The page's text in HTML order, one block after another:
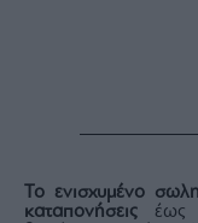
Το ενισχυμένο
καταπονήσεις έως